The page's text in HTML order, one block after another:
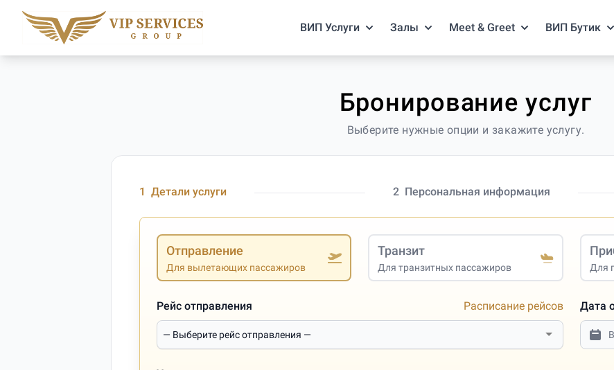
ВИП Услуги Залы Meet & Greet ВИП Бутик
Бронирование услуг
Выберите нужные опции и закажите услугу.
1 Детали услуги 2 Персональная информация
Отправление
Для вылетающих пассажиров
Транзит
Для транзитных пассажиров Для
Рейс отправления Расписание рейсов Дата